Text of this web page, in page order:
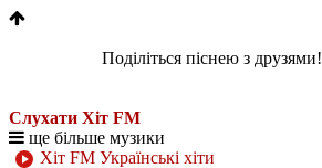
Поділіться піснею з друзями!
Слухати Хіт FM
ще більше музики
Хіт FM Українські хіти